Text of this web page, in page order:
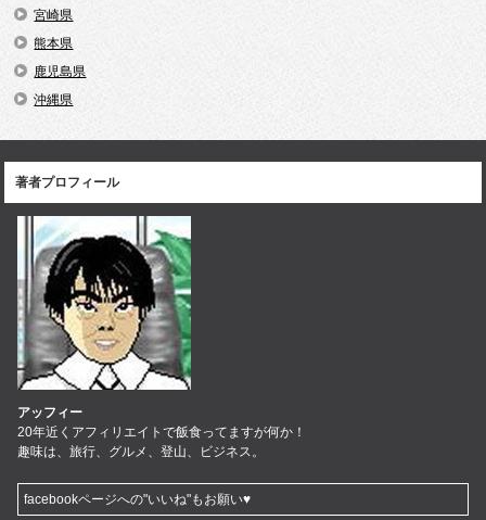
宮崎県
熊本県
鹿児島県
沖縄県
著者プロフィール
アッフィー
20年近くアフィリエイトで飯食ってますが何か！
趣味は、旅行、グルメ、登山、ビジネス。
facebookページへの"いいね"もお願い♥